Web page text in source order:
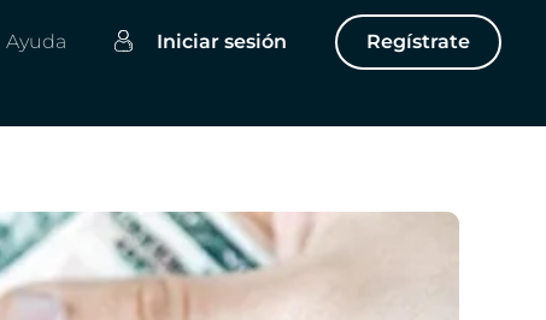
Ayuda Iniciar sesión Regístrate